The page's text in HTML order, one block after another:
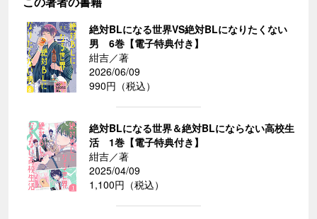
絶対BLになる世界VS絶対BLになりたくない
男 6巻【電子特典付き】
紺吉／著
2026/06/09
990円（税込）
絶対BLになる世界＆絶対BLにならない高校生
活 1巻【電子特典付き】
紺吉／著
2025/04/09
1,100円（税込）